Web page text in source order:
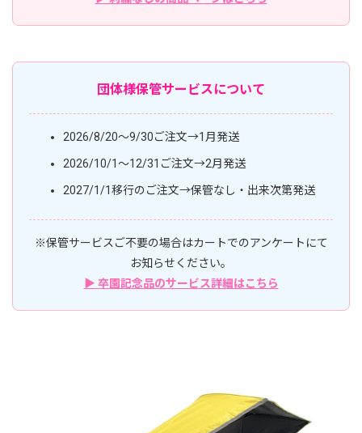
団体様保管サービスについて
2026/8/20〜9/30ご注文→1月発送
2026/10/1〜12/31ご注文→2月発送
2027/1/1移行のご注文→保管なし・出来次第発送
※保管サービスご不要の場合はカートでのアンケートにて
お知らせください。
▶ 卒園記念品のサービス詳細はこちら